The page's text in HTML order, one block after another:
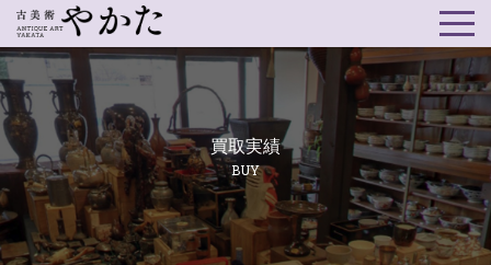
買取実績
BUY